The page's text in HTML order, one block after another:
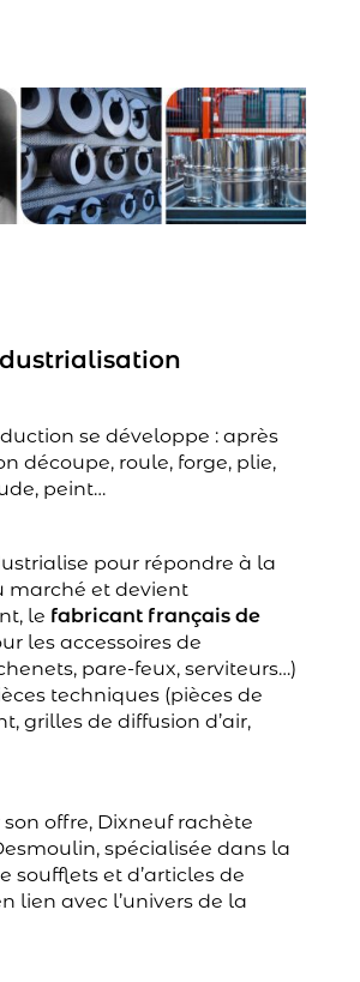
se développe : après
découpe, roule, forge, plie,
peint…
pour répondre à la
marché et devient
le fabricant français de
les accessoires de
pare-feux, serviteurs…)
techniques (pièces de
grilles de diffusion d’air,
offre, Dixneuf rachète
spécialisée dans la
soufflets et d’articles de
lien avec l’univers de la